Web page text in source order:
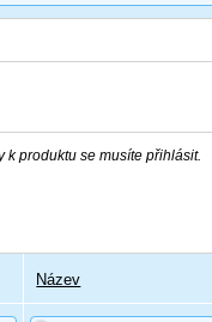
k produktu se musíte přihlásit.
Název